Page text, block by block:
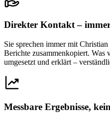
Direkter Kontakt –
Sie sprechen immer mit
Berichte zusammenkopiert. Was
umgesetzt und erklärt –
Messbare Ergebnisse,